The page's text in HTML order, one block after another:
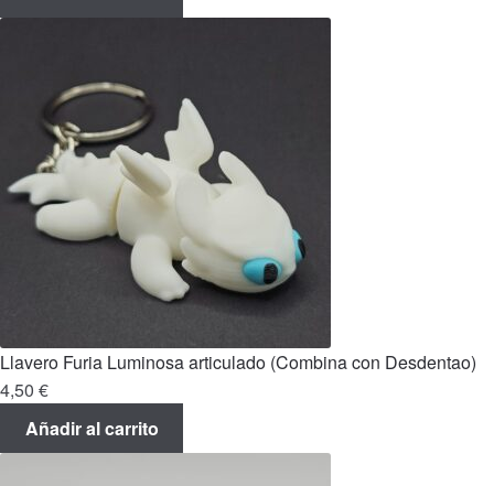
Llavero Furia Luminosa articulado (Combina con Desdentao)
4,50 €
Añadir al carrito